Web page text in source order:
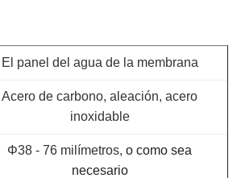
El panel del agua de la membrana
Acero de carbono, aleación, acero
inoxidable
Φ38 - 76 milímetros, o como sea
necesario